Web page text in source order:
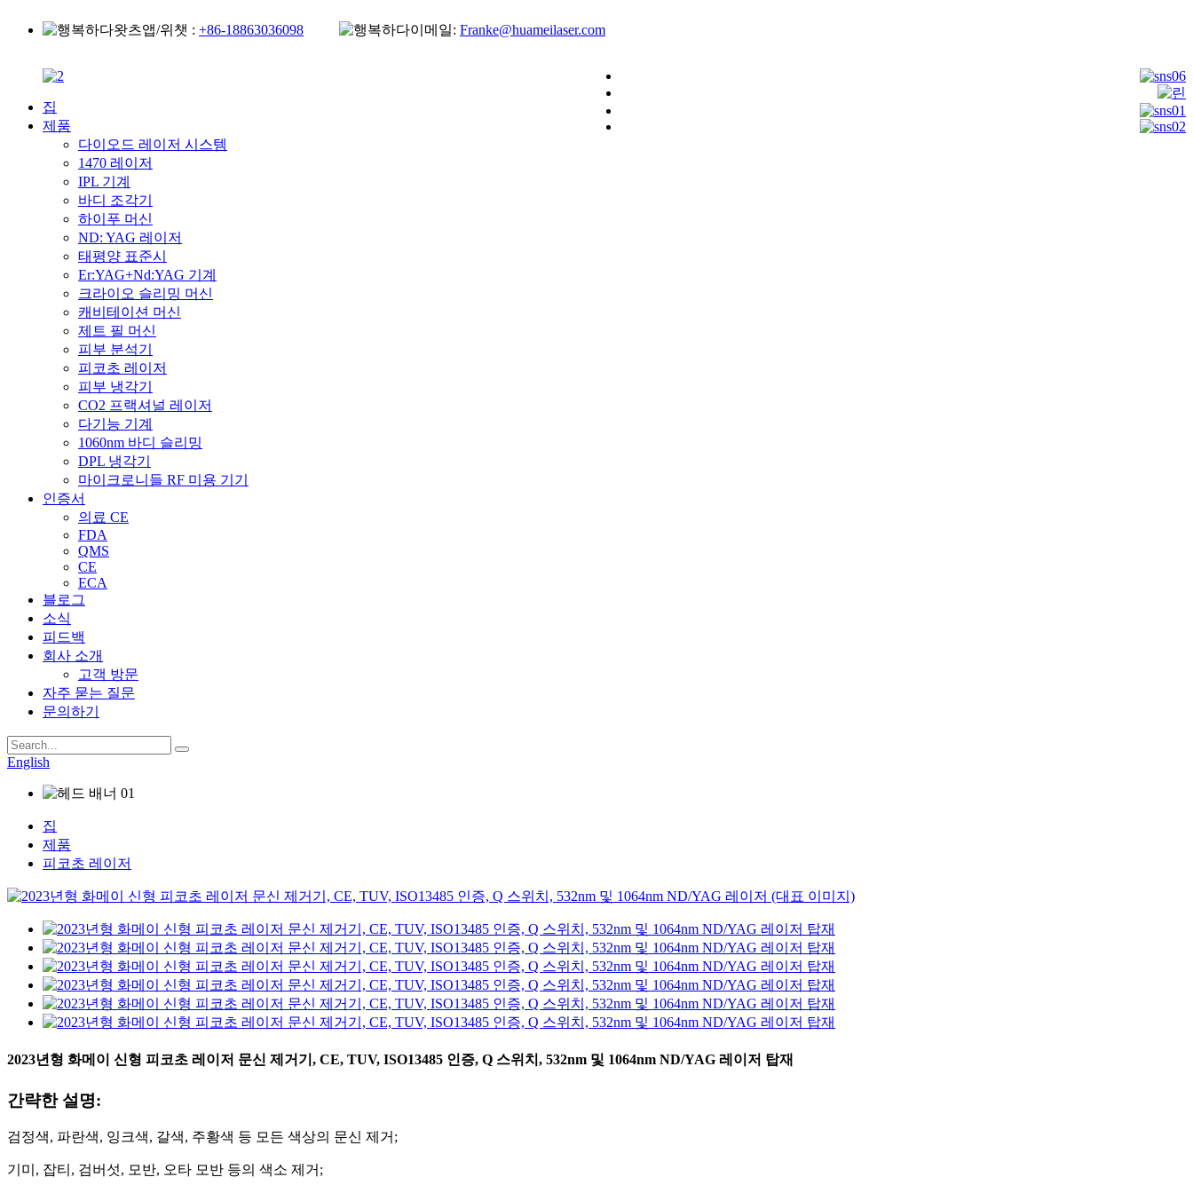
왓츠앱/위챗 : +86-18863036098 이메일: Franke@huameilaser.com
집
제품
다이오드 레이저 시스템
1470 레이저
IPL 기계
바디 조각기
하이푸 머신
ND: YAG 레이저
태평양 표준시
Er:YAG+Nd:YAG 기계
크라이오 슬리밍 머신
캐비테이션 머신
제트 필 머신
피부 분석기
피코초 레이저
피부 냉각기
CO2 프랙셔널 레이저
다기능 기계
1060nm 바디 슬리밍
DPL 냉각기
마이크로니들 RF 미용 기기
인증서
의료 CE
FDA
QMS
CE
ECA
블로그
소식
피드백
회사 소개
고객 방문
자주 묻는 질문
문의하기
English
집
제품
피코초 레이저
2023년형 화메이 신형 피코초 레이저 문신 제거기, CE, TUV, ISO13485 인증, Q 스위치, 532nm 및 1064nm ND/YAG 레이저 탑재
간략한 설명:
검정색, 파란색, 잉크색, 갈색, 주황색 등 모든 색상의 문신 제거;
기미, 잡티, 검버섯, 모반, 오타 모반 등의 색소 제거;